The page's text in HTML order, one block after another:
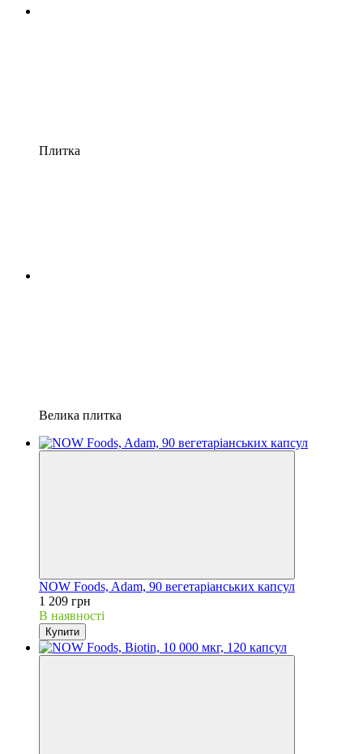
Плитка
Велика плитка
NOW Foods, Adam, 90 вегетаріанських капсул
1 209 грн
В наявності
Купити